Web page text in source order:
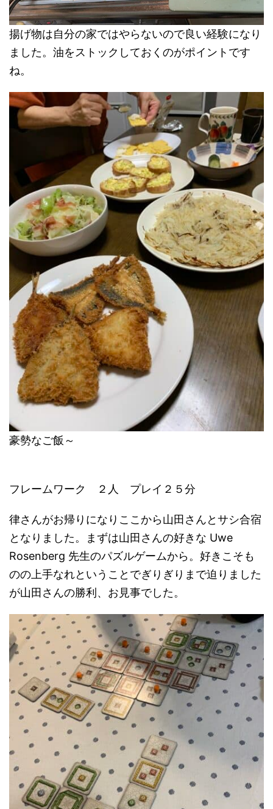
揚げ物は自分の家ではやらないので良い経験になり
ました。油をストックしておくのがポイントです
ね。
豪勢なご飯～
フレームワーク ２人 プレイ２５分
律さんがお帰りになりここから山田さんとサシ合宿
となりました。まずは山田さんの好きな Uwe
Rosenberg 先生のパズルゲームから。好きこそも
のの上手なれということでぎりぎりまで迫りました
が山田さんの勝利、お見事でした。